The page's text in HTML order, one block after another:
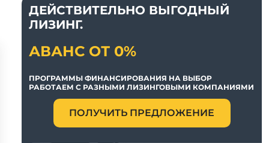
ДЕЙСТВИТЕЛЬНО ВЫГОДНЫЙ
ЛИЗИНГ.
АВАНС ОТ 0%
ПРОГРАММЫ ФИНАНСИРОВАНИЯ НА ВЫБОР
РАБОТАЕМ С РАЗНЫМИ ЛИЗИНГОВЫМИ КОМПАНИЯМИ
ПОЛУЧИТЬ ПРЕДЛОЖЕНИЕ